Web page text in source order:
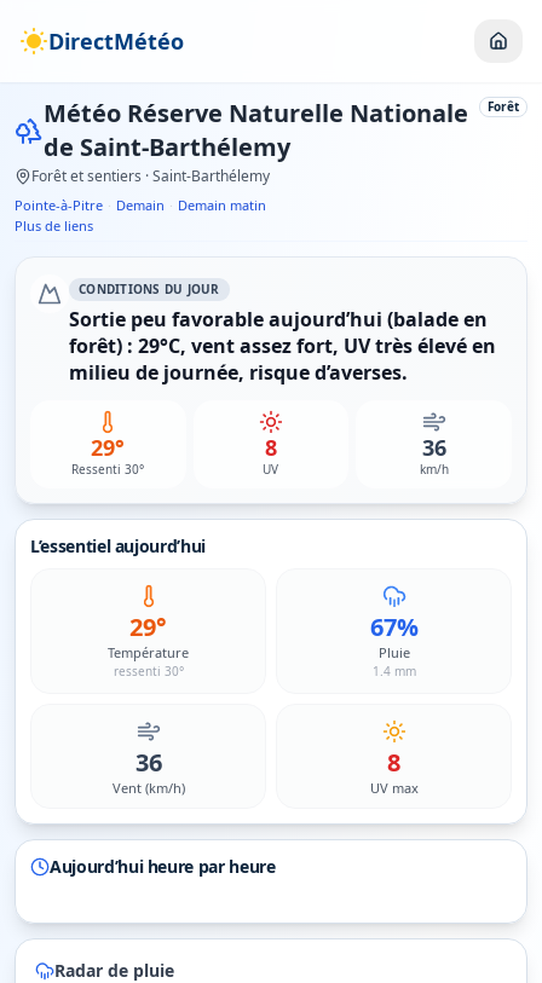
DirectMétéo
Météo Réserve Naturelle Nationale
de Saint-Barthélemy
Forêt et sentiers · Saint-Barthélemy
Forêt
Pointe-à-Pitre · Demain · Demain matin
Plus de liens
CONDITIONS DU JOUR
Sortie peu favorable aujourd’hui (balade en
forêt) : 29°C, vent assez fort, UV très élevé en
milieu de journée, risque d’averses.
29°
Ressenti 30°
8
UV
36
km/h
L’essentiel aujourd’hui
29°
Température
ressenti 30°
67%
Pluie
1.4 mm
36
Vent (km/h)
8
UV max
Aujourd’hui heure par heure
Radar de pluie